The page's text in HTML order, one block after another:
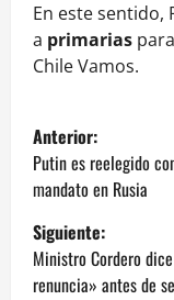
En este sentido,
a primarias
Chile Vamos.
N
a
v
e
Anterior:
Putin es reelegido
mandato en Rusia
Siguiente:
Ministro Cordero
renuncia» antes de